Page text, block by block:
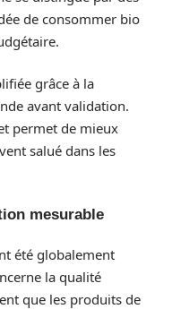
de consommer bio
grâce à la
avant validation.
permet de mieux
salué dans les
mesurable
été globalement
la qualité
que les produits de